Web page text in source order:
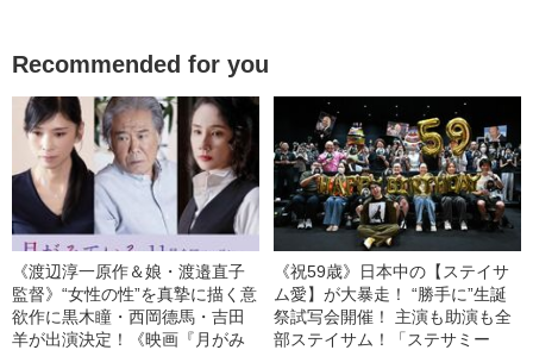
Recommended for you
《渡辺淳一原作＆娘・渡邉直子
監督》“女性の性”を真摯に描く意
欲作に黒木瞳・西岡德馬・吉田
羊が出演決定！《映画『月がみ
《祝59歳》日本中の【ステイサ
ム愛】が大暴走！ “勝手に”生誕
祭試写会開催！ 主演も助演も全
部ステイサム！「ステサミー